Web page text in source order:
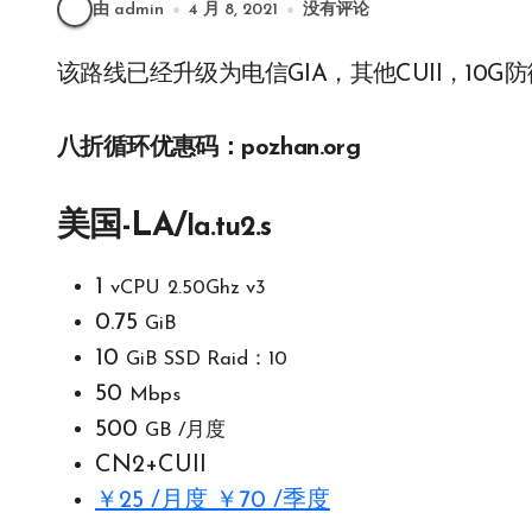
由 admin 4 月 8, 2021 没有评论
该路线已经升级为电信GIA，其他CUII，10G防
八折循环优惠码：pozhan.org
美国-LA/la.tu2.s
1 vCPU 2.50Ghz v3
0.75 GiB
10 GiB SSD Raid：10
50 Mbps
500 GB /月度
CN2+CUII
￥25 /月度 ￥70 /季度